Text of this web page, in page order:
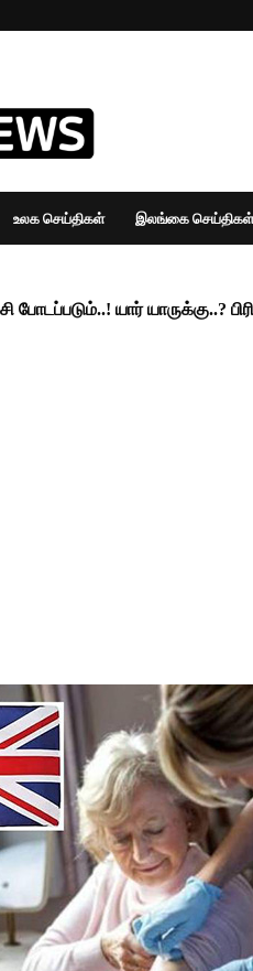
உலக செய்திகள் இலங்கை செய்திகள்
போடப்படும்..! யார் யாருக்கு..?